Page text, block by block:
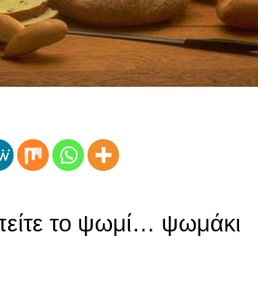
το ψωμί… ψωμάκι